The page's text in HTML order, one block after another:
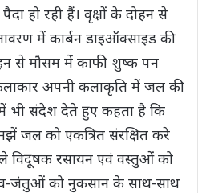
पैदा हो रही हैं। वृक्षों के दोहन से
में कार्बन डाइऑक्साइड की
से मौसम में काफी शुष्क पन
अपनी कलाकृति में जल की
भी संदेश देते हुए कहता है कि
जल को एकत्रित संरक्षित करे
विदूषक रसायन एवं वस्तुओं को
जंतुओं को नुकसान के साथ-साथ